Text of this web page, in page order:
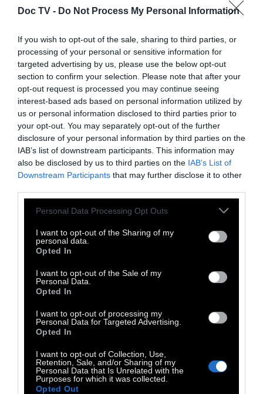
Doc TV - Do Not Process My Personal Information
If you wish to opt-out of the sale, sharing to third parties, or
processing of your personal or sensitive information for
targeted advertising by us, please use the below opt-out
section to confirm your selection. Please note that after your
opt-out request is processed you may continue seeing
interest-based ads based on personal information utilized by
us or personal information disclosed to third parties prior to
your opt-out. You may separately opt-out of the further
disclosure of your personal information by third parties on the
IAB’s list of downstream participants. This information may
also be disclosed by us to third parties on the IAB’s List of
Downstream Participants that may further disclose it to other
Personal Data Processing Opt Outs
I want to opt-out of the Sharing of my
personal data.
Opted In
I want to opt-out of the Sale of my
Personal Data.
Opted In
I want to opt-out of processing my
Personal Data for Targeted Advertising.
Opted In
I want to opt-out of Collection, Use,
Retention, Sale, and/or Sharing of my
Personal Data that Is Unrelated with the
Purposes for which it was collected.
Opted Out
Α' ΠΡΟΣΩΠΟ
Όταν ο Φώουλς πρωτοείδε
την Αθήνα
«Στο νότο απλωνόταν το καθαρό γαλανό της
θάλασσας στο τέλος του καλοκαιριού...». Ένα
αυτοβιογραφικό κείμενο του Τζων Φώουλς
για την εκθαμβωτικό φως της Αθήνας
2 Ιουλίου 2026